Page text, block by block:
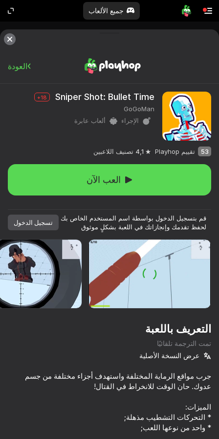
جميع الألعاب
تدوير الجهاز
هذه اللعبة تدعم اتجاه المناظر الطبيعية
فقط
Funny City: Gopniks
77
Time Shooter 2
61
العودة
Sniper Shot: Bullet Time
18+
GoGoMan
الإجراء
ألعاب عابرة
53 تقييم Playhop 4,1 تصنيف اللاعبين
العب الآن
قم بتسجيل الدخول بواسطة اسم المستخدم الخاص بك
لحفظ تقدمك وإنجازاتك في اللعبة بشكلٍ موثوق
تسجيل الدخول
التعريف باللعبة
تمت الترجمة تلقائيًا
عرض النسخة الأصلية
جرب مواقع الرماية المختلفة واستهدف أجزاء مختلفة من جسم